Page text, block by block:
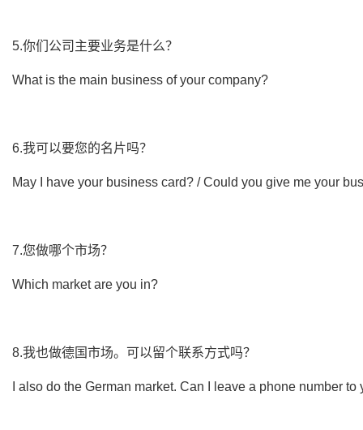
5.你们公司主要业务是什么？
What is the main business of your company?
6.我可以要您的名片吗？
May I have your business card? / Could you give me your
7.您做哪个市场？
Which market are you in?
8.我也做德国市场。可以留个联系方式吗？
I also do the German market. Can I leave a phone number